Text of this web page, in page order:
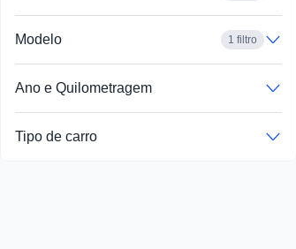
Modelo 1 filtro
Ano e Quilometragem
Tipo de carro